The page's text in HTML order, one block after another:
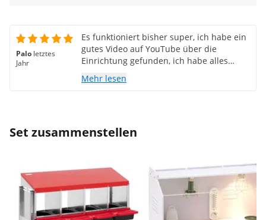
Palo letztes
Jahr
Es funktioniert bisher super, ich habe ein
gutes Video auf YouTube über die
Einrichtung gefunden, ich habe alles
geschafft, nichts kompliziertes
Mehr lesen
Set zusammenstellen